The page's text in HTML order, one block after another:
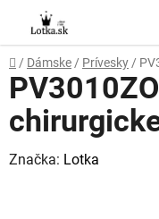
obsah
Domov
/ Dámske / Prívesky /
Značka: Lotka